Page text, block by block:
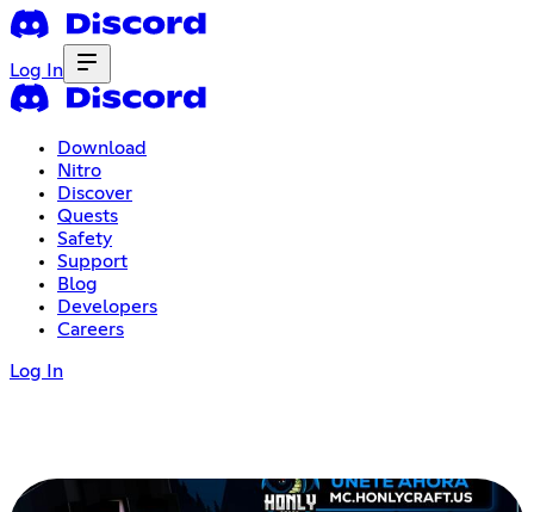
Log In
Download
Nitro
Discover
Quests
Safety
Support
Blog
Developers
Careers
Log In